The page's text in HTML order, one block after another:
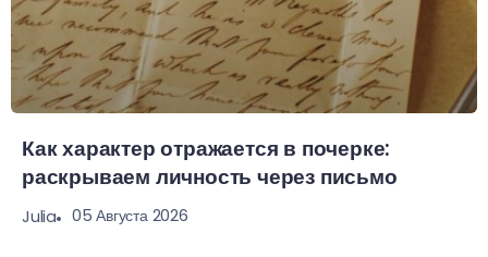
Как характер отражается в почерке:
раскрываем личность через письмо
Julia 05 Августа 2026